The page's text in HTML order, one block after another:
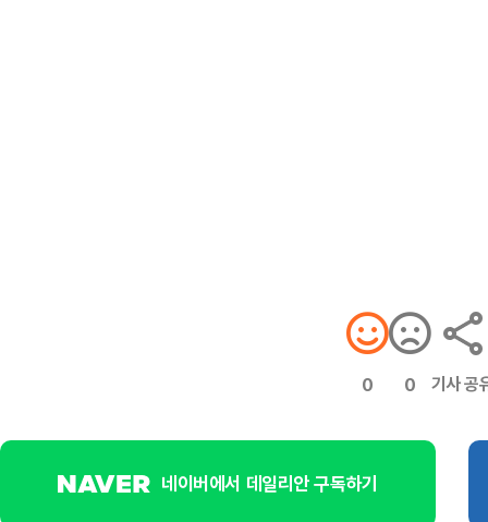
0 0 기사 공
네이버에서 데일리안 구독하기